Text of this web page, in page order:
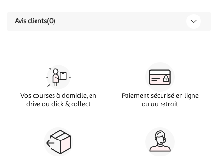
Avis clients(0)
Vos courses à domicile, en
drive ou click & collect
Paiement sécurisé en ligne
ou au retrait